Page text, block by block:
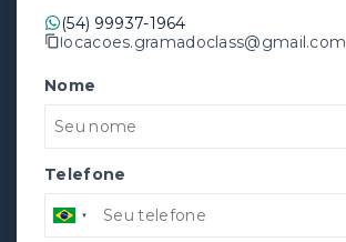
(54) 99937-1964
locacoes.gramadoclass@gmail.com
Nome
Telefone